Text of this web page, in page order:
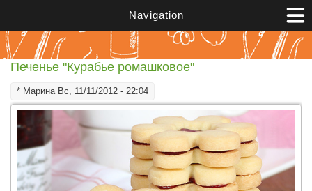
Navigation
Печенье "Курабье ромашковое"
* МаринаВс, 11/11/2012 - 22:04